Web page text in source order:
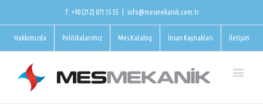
T: +90 (212) 871 15 55 info@mesmekanik.com.tr
Hakkımızda Politikalarımız Mes Katalog İnsan Kaynakları İletişim